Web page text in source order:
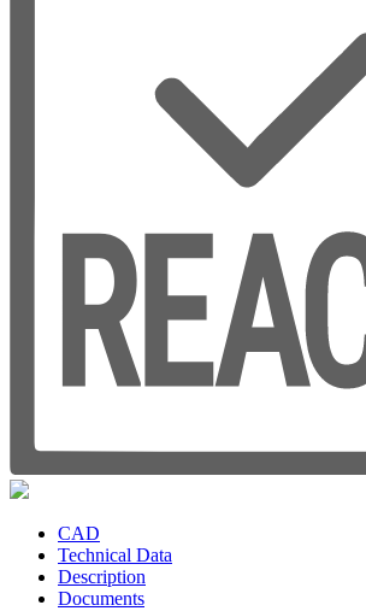
CAD
Technical Data
Description
Documents